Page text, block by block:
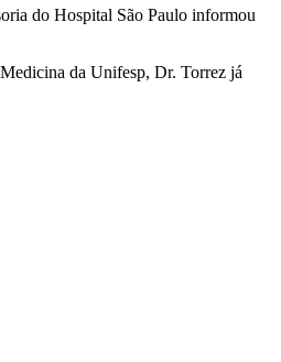
do Hospital São Paulo informou
da Unifesp, Dr. Torrez já